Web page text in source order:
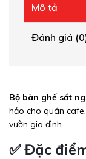
Mô tả
Đánh giá
Bộ bàn ghế sắt
hảo cho quán
vườn gia đình.
✅ Đặc